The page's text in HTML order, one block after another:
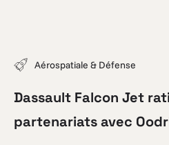
Aérospatiale & Défense
Dassault Falcon Jet
partenariats avec